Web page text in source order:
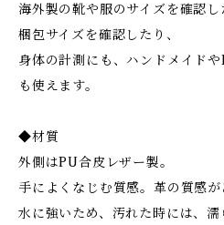
海外製の靴や服のサイズを確認し
梱包サイズを確認したり、
身体の計測にも、ハンドメイド
も使えます。
◆材質
外側はPU合皮レザー製。
手によくなじむ質感。革の質感が
水に強いため、汚れた時には、